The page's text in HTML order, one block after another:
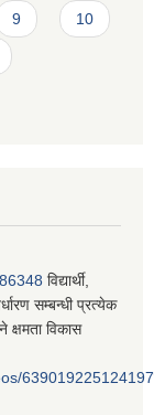
9 10
विद्यार्थी,
सम्बन्धी प्रत्येक
क्षमता विकास
639019225124197